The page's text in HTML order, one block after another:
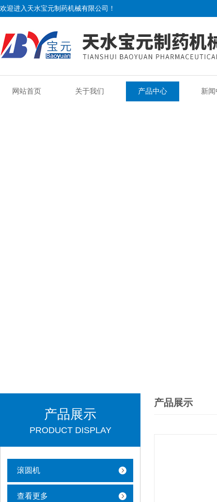
欢迎进入天水宝元制药机械有限公司！
网站首页 关于我们 产品中心 新
产品展示
PRODUCT DISPLAY
滚圆机
查看更多
产品展示